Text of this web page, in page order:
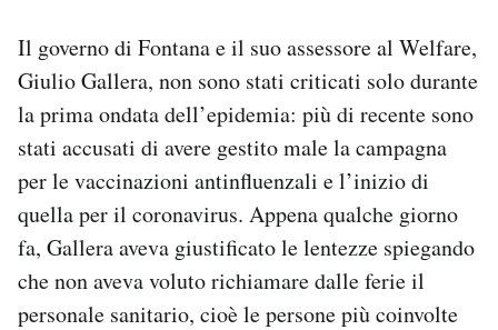
Il governo di Fontana e il suo assessore al Welfare,
Giulio Gallera, non sono stati criticati solo durante
la prima ondata dell’epidemia: più di recente sono
stati accusati di avere gestito male la campagna
per le vaccinazioni antinfluenzali e l’inizio di
quella per il coronavirus. Appena qualche giorno
fa, Gallera aveva giustificato le lentezze spiegando
che non aveva voluto richiamare dalle ferie il
personale sanitario, cioè le persone più coinvolte